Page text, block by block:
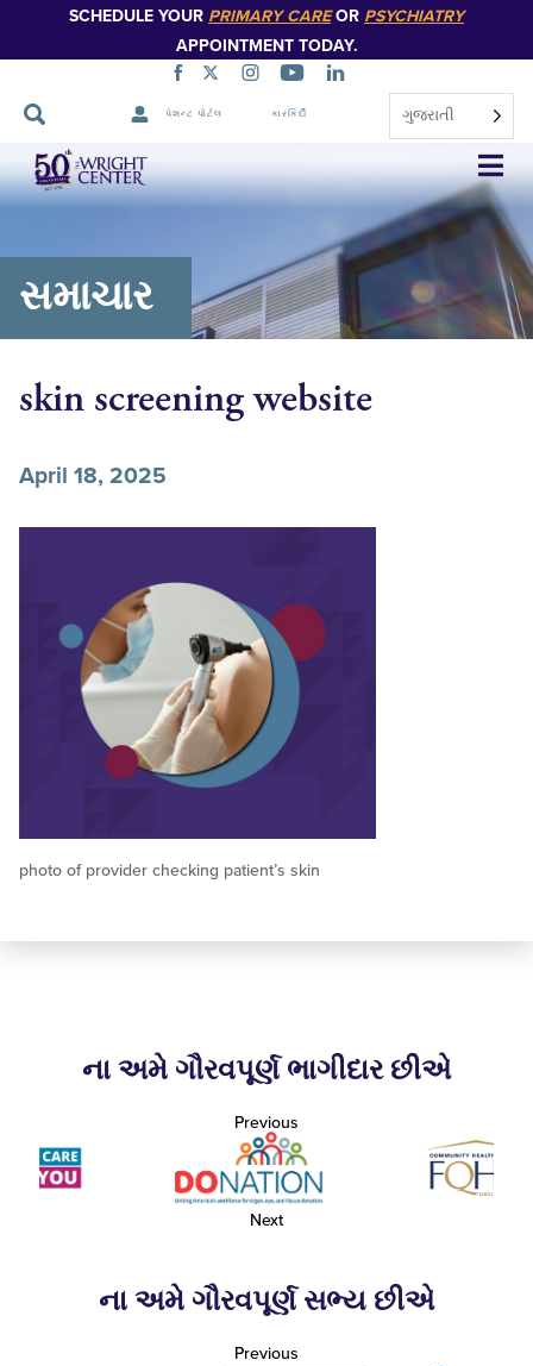
SCHEDULE YOUR PRIMARY CAREOR PSYCHIATRY
APPOINTMENT TODAY.
પેશન્ટ પોર્ટલ કારકિર્દી ગુજરાતી
નેવિગેશન
છોડો
સમાચાર
skin screening website
April 18, 2025
photo of provider checking patient’s skin
ના અમે ગૌરવપૂર્ણ ભાગીદાર છીએ
Previous
Next
ના અમે ગૌરવપૂર્ણ સભ્ય છીએ
Previous